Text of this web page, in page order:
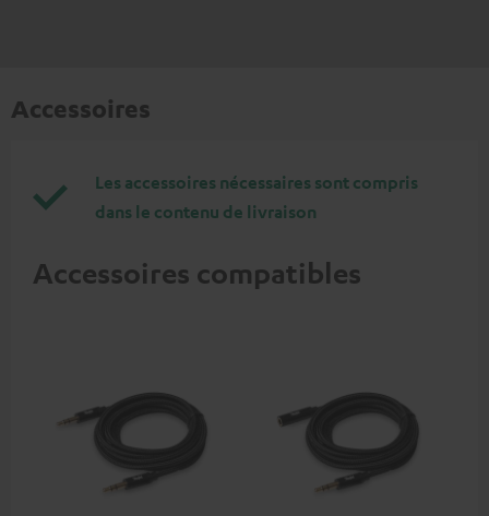
Accessoires
Les accessoires nécessaires sont compris
dans le contenu de livraison
Accessoires compatibles